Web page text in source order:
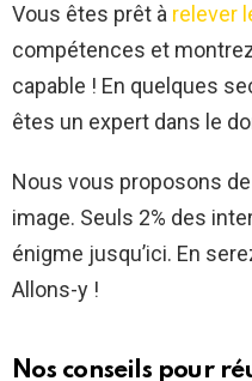
Vous êtes prêt à relever
compétences et
capable ! En quelques
êtes un expert dans le
Nous vous proposons
image. Seuls 2% des
énigme jusqu’ici. En
Allons-y !
Nos conseils pour